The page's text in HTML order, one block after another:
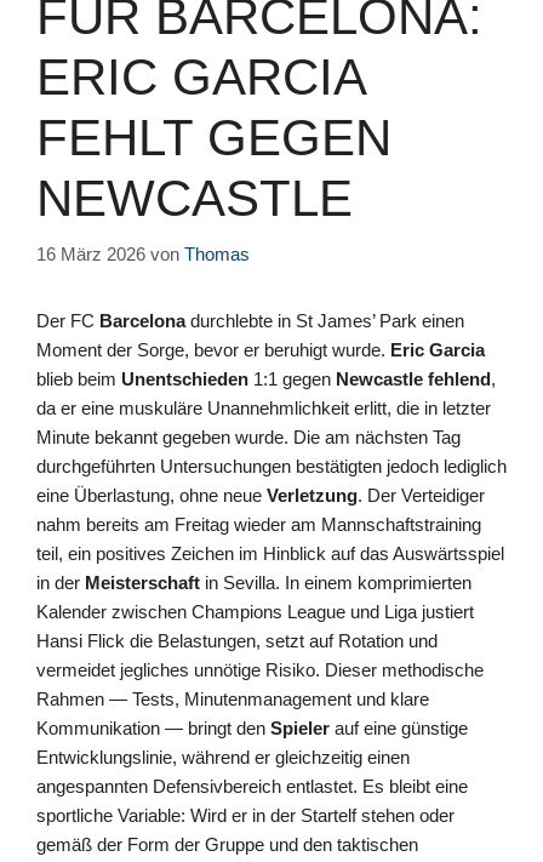
FÜR BARCELONA:
ERIC GARCIA
FEHLT GEGEN
NEWCASTLE
16 März 2026 von Thomas
Der FC Barcelonadurchlebte in St James’ Park einen
Moment der Sorge, bevor er beruhigt wurde. Eric Garcia
blieb beim Unentschieden 1:1 gegen Newcastle fehlend,
da er eine muskuläre Unannehmlichkeit erlitt, die in letzter
Minute bekannt gegeben wurde. Die am nächsten Tag
durchgeführten Untersuchungen bestätigten jedoch lediglich
eine Überlastung, ohne neue Verletzung. Der Verteidiger
nahm bereits am Freitag wieder am Mannschaftstraining
teil, ein positives Zeichen im Hinblick auf das Auswärtsspiel
in der Meisterschaft in Sevilla. In einem komprimierten
Kalender zwischen Champions League und Liga justiert
Hansi Flick die Belastungen, setzt auf Rotation und
vermeidet jegliches unnötige Risiko. Dieser methodische
Rahmen — Tests, Minutenmanagement und klare
Kommunikation — bringt den Spieler auf eine günstige
Entwicklungslinie, während er gleichzeitig einen
angespannten Defensivbereich entlastet. Es bleibt eine
sportliche Variable: Wird er in der Startelf stehen oder
gemäß der Form der Gruppe und den taktischen